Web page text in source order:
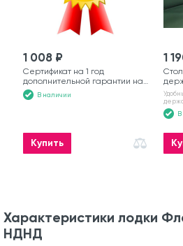
1 008 ₽
Сертификат на 1 год
дополнительной гарантии на
моторную лодку
В наличии
Купить
1
№6
В
Характеристики лодки
НДНД